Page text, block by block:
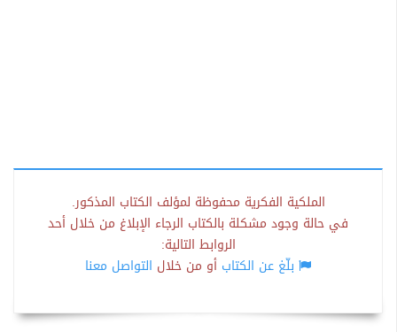
الملكية الفكرية محفوظة لمؤلف الكتاب المذكور.
في حالة وجود مشكلة بالكتاب الرجاء الإبلاغ من خلال أحد
الروابط التالية:
بلّغ عن الكتاب أو من خلال التواصل معنا